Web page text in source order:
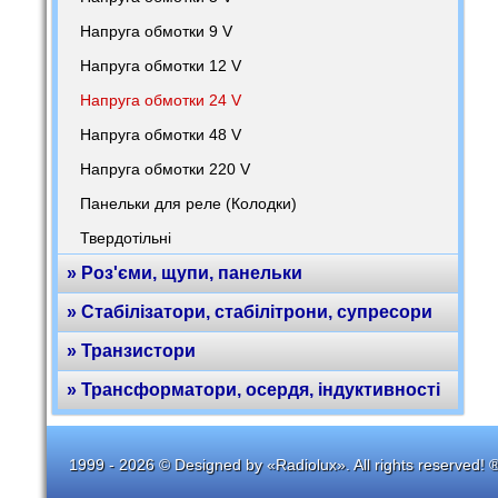
Напруга обмотки 9 V
Напруга обмотки 12 V
Напруга обмотки 24 V
Напруга обмотки 48 V
Напруга обмотки 220 V
Панельки для реле (Колодки)
Твердотільні
» Роз'єми, щупи, панельки
» Стабілізатори, стабілітрони, супресори
» Транзистори
» Трансформатори, осердя, індуктивності
1999 - 2026 © Designed by «Radiolux». All rights reserved!